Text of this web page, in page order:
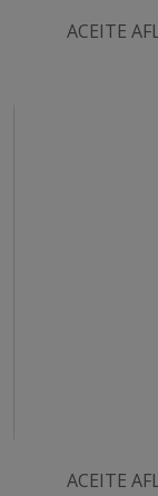
ACEITE
ACEITE